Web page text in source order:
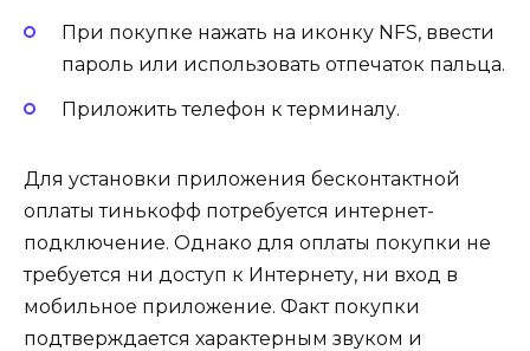
При покупке нажать на иконку NFS, ввести
пароль или использовать отпечаток пальца.
Приложить телефон к терминалу.
Для установки приложения бесконтактной
оплаты тинькофф потребуется интернет-
подключение. Однако для оплаты покупки не
требуется ни доступ к Интернету, ни вход в
мобильное приложение. Факт покупки
подтверждается характерным звуком и